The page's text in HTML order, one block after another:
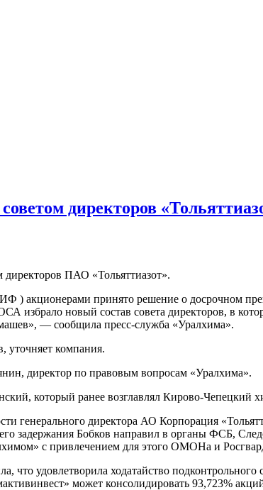
директоров
ПАО «Тольяттиазот».
) акционерами принято решение о досрочном
избрало новый состав совета директоров, в
— сообщила пресс-служба «Уралхима».
компания.
директор по правовым вопросам «Уралхима».
который ранее возглавлял Кирово-Чепецкий
генерального директора АО Корпорация
задержания Бобков направил в органы ФСБ,
с привлечением для этого ОМОНа и
удовлетворила ходатайство
может консолидировать 93,723%